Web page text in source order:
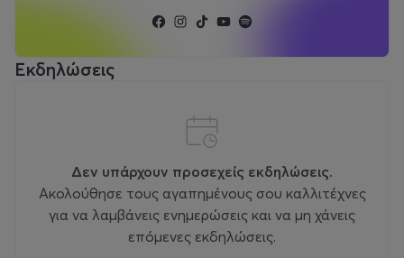
Εκδηλώσεις
Δεν υπάρχουν προσεχείς εκδηλώσεις.
Ακολούθησε τους αγαπημένους σου καλλιτέχνες
για να λαμβάνεις ενημερώσεις και να μη χάνεις
επόμενες εκδηλώσεις.